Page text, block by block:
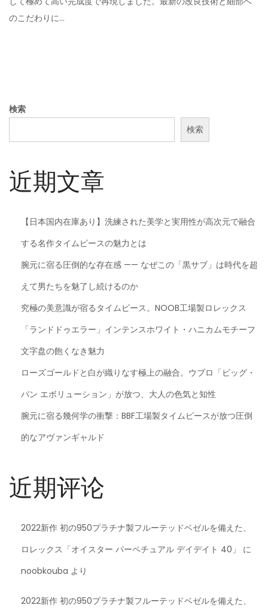
年
のこだわりに…
検索
検索
近期文章
【日本国内在庫あり】洗練された美学と実用性が高次元で融合
する名作タイムピースの魅力とは
腕元に宿る圧倒的な存在感 —— なぜこの「黒サブ」は時代を超
えて男たちを魅了し続けるのか
究極の美意識が宿るタイムピース。NOOB工場製ロレックス
「ランドドゥエラー」インテンスホワイト・ハニカムモチーフ
文字盘の飽くなき魅力
ローズゴールドと白が織りなす極上の融合。ウブロ「ビッグ・
バン エボリューション」が放つ、大人の色気と知性
腕元に宿る幾何学の衝撃：BBF工場製タイムピースが放つ圧倒
的なアヴァンギャルド
近期评论
2022新作 初の950プラチナ製フルーテッドベゼルを備えた、
ロレックス「オイスター パーペチュアル デイデイト 40」
に
noobkouba より
2022新作 初の950プラチナ製フルーテッドベゼルを備えた、